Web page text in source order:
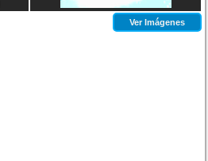
Ver Imágenes